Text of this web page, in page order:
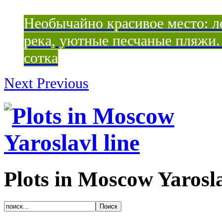
Необычайно красивое место:
река, уютные песчаные
сотка
Next Previous
Plots in Moscow